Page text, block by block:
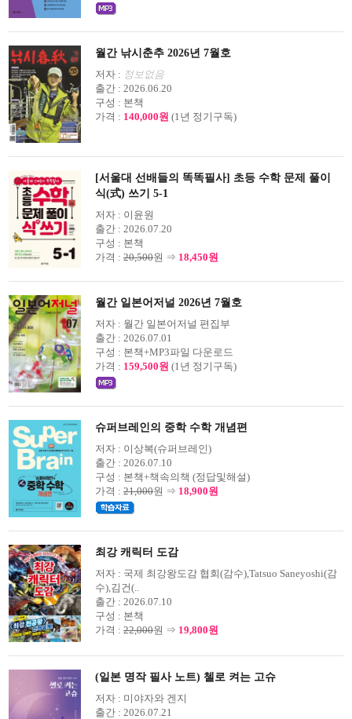
월간 낚시춘추 2026년 7월호
저자 : 정보없음
출간 : 2026.06.20
구성 : 본책
가격 : 140,000원 (1년 정기구독)
[서울대 선배들의 똑똑필사] 초등 수학 문제 풀이
식(式) 쓰기 5-1
저자 : 이윤원
출간 : 2026.07.20
구성 : 본책
가격 : 20,500원 ⇒ 18,450원
월간 일본어저널 2026년 7월호
저자 : 월간 일본어저널 편집부
출간 : 2026.07.01
구성 : 본책+MP3파일 다운로드
가격 : 159,500원 (1년 정기구독)
슈퍼브레인의 중학 수학 개념편
저자 : 이상복(슈퍼브레인)
출간 : 2026.07.10
구성 : 본책+책속의책 (정답및해설)
가격 : 21,000원 ⇒ 18,900원
최강 캐릭터 도감
저자 : 국제 최강왕도감 협회(감수),Tatsuo Saneyoshi(감
수),김건(..
출간 : 2026.07.10
구성 : 본책
가격 : 22,000원 ⇒ 19,800원
(일본 명작 필사 노트) 첼로 켜는 고슈
저자 : 미야자와 겐지
출간 : 2026.07.21